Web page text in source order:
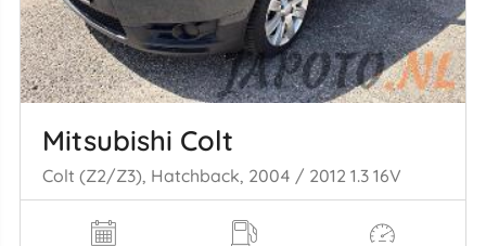
Mitsubishi Colt
Colt (Z2/Z3), Hatchback, 2004 / 2012 1.3 16V